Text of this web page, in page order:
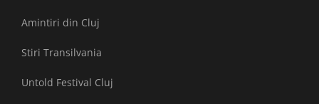
Amintiri din Cluj
Stiri Transilvania
Untold Festival Cluj